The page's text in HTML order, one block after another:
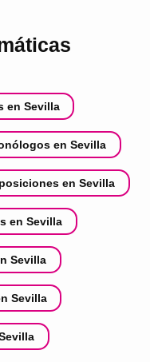
en Sevilla
en Sevilla
en Sevilla
en Sevilla
Sevilla
Sevilla